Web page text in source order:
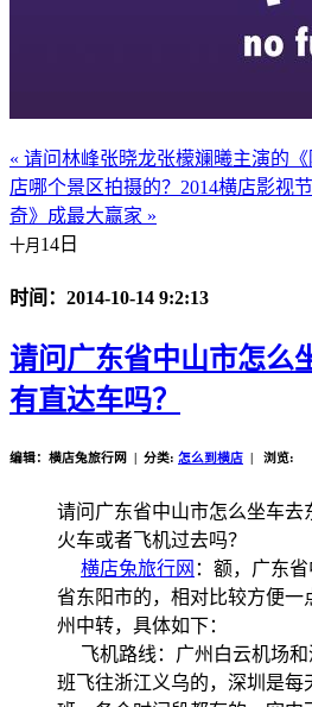
« 请问林峰张晓龙张檬斓曦主演的
店哪个景区拍摄的？ 2014横店影视
奇》成最大赢家 »
十月 14日
时间：2014-10-14 9:2:13
请问广东省中山市怎么
有直达车吗？
编辑：横店兔旅行网 | 分类: 怎么到横店 | 浏览:
请问广东省中山市怎么坐车去
火车或者飞机过去吗？
横店兔旅行网 ：额，广东
省东阳市的，相对比较方便一
州中转，具体如下：
飞机路线：广州白云机场和
班飞往浙江义乌的，深圳是每